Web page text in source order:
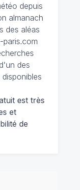
depuis
almanach
des aléas
paris.com
des
est très
et
de